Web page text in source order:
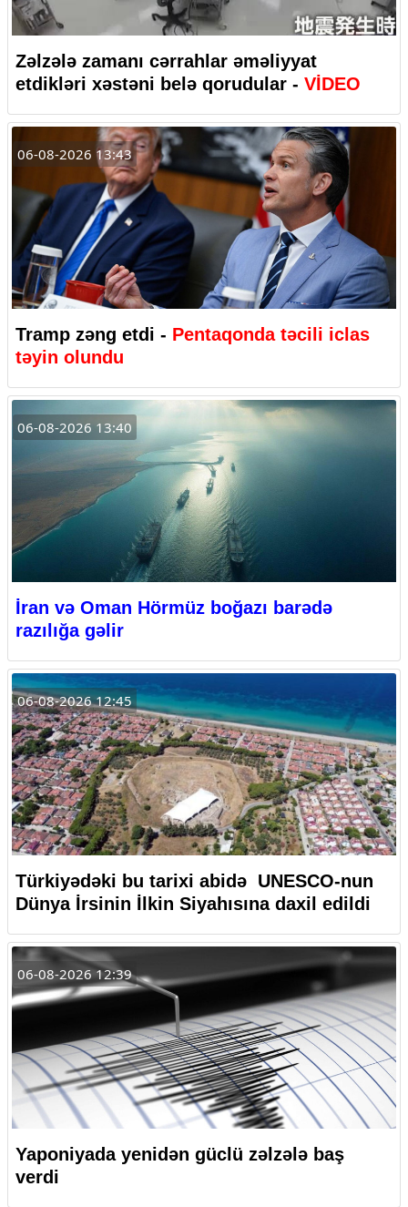
Zəlzələ zamanı cərrahlar əməliyyat
etdikləri xəstəni belə qorudular - VİDEO
06-08-2026 13:43
Tramp zəng etdi - Pentaqonda təcili iclas
təyin olundu
06-08-2026 13:40
İran və Oman Hörmüz boğazı barədə
razılığa gəlir
06-08-2026 12:45
Türkiyədəki bu tarixi abidə UNESCO-nun
Dünya İrsinin İlkin Siyahısına daxil edildi
06-08-2026 12:39
Yaponiyada yenidən güclü zəlzələ baş
verdi